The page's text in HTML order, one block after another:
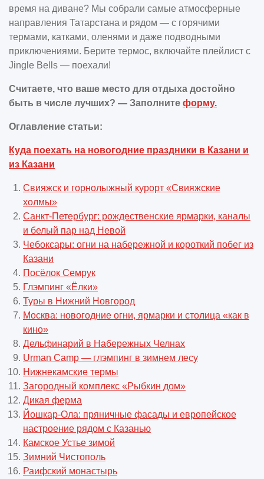
время на диване? Мы собрали самые атмосферные
направления Татарстана и рядом — с горячими
термами, катками, оленями и даже подводными
приключениями. Берите термос, включайте плейлист с
Jingle Bells — поехали!
Считаете, что ваше место для отдыха достойно
быть в числе лучших? — Заполните форму.
Оглавление статьи:
Куда поехать на новогодние праздники в Казани и
из Казани
Свияжск и горнолыжный курорт «Свияжские
холмы»
Санкт-Петербург: рождественские ярмарки, каналы
и белый пар над Невой
Чебоксары: огни на набережной и короткий побег из
Казани
Посёлок Семрук
Глэмпинг «Ёлки»
Туры в Нижний Новгород
Москва: новогодние огни, ярмарки и столица «как в
кино»
Дельфинарий в Набережных Челнах
Urman Camp — глэмпинг в зимнем лесу
Нижнекамские термы
Загородный комплекс «Рыбкин дом»
Дикая ферма
Йошкар-Ола: пряничные фасады и европейское
настроение рядом с Казанью
Камское Устье зимой
Зимний Чистополь
Раифский монастырь